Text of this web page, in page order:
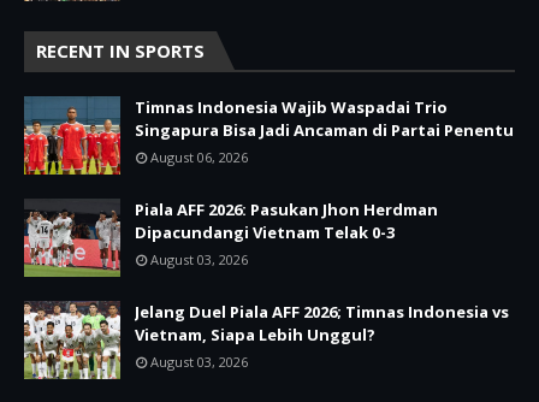
RECENT IN SPORTS
Timnas Indonesia Wajib Waspadai Trio
Singapura Bisa Jadi Ancaman di Partai Penentu
August 06, 2026
Piala AFF 2026: Pasukan Jhon Herdman
Dipacundangi Vietnam Telak 0-3
August 03, 2026
Jelang Duel Piala AFF 2026; Timnas Indonesia vs
Vietnam, Siapa Lebih Unggul?
August 03, 2026